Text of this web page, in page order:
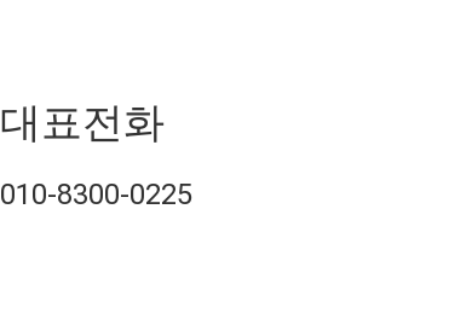
대표전화
010-8300-0225